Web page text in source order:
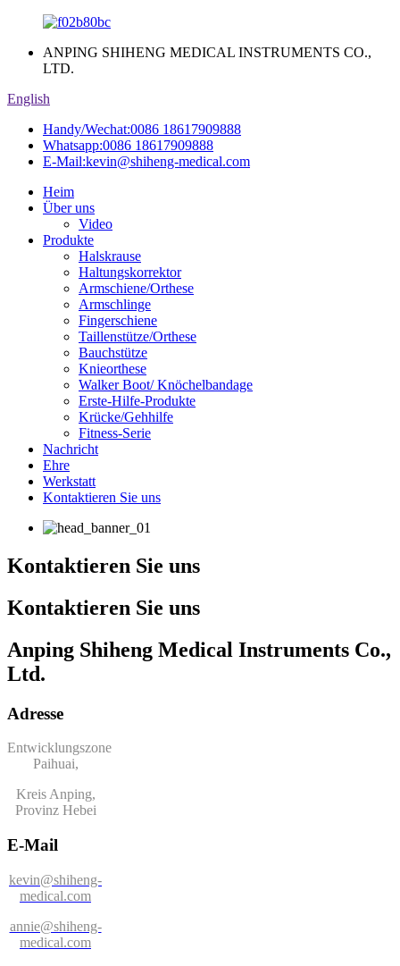
ANPING SHIHENG MEDICAL INSTRUMENTS CO.,
LTD.
English
Handy/Wechat:0086 18617909888
Whatsapp:0086 18617909888
E-Mail:kevin@shiheng-medical.com
Heim
Über uns
Video
Produkte
Halskrause
Haltungskorrektor
Armschiene/Orthese
Armschlinge
Fingerschiene
Taillenstütze/Orthese
Bauchstütze
Knieorthese
Walker Boot/ Knöchelbandage
Erste-Hilfe-Produkte
Krücke/Gehhilfe
Fitness-Serie
Nachricht
Ehre
Werkstatt
Kontaktieren Sie uns
Kontaktieren Sie uns
Kontaktieren Sie uns
Anping Shiheng Medical Instruments Co.,
Ltd.
Adresse
Entwicklungszone
Paihuai,
Kreis Anping,
Provinz Hebei
E-Mail
kevin@shiheng-
medical.com
annie@shiheng-
medical.com